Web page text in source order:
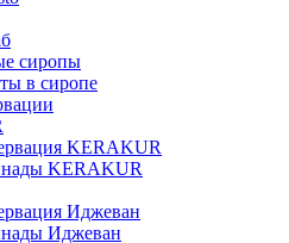
сиропы
в сиропе
KERAKUR
KERAKUR
Иджеван
Иджеван